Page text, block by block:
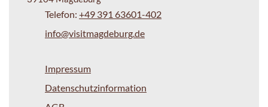
Telefon: +49 391 63601-402
info@visitmagdeburg.de
Impressum
Datenschutzinformation